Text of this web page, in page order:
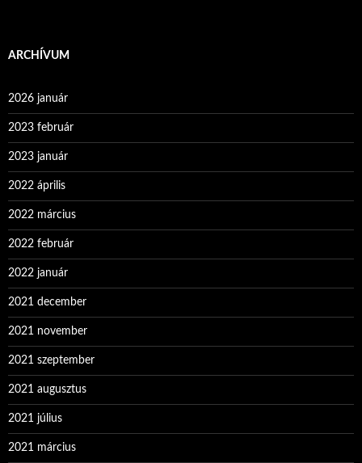
ARCHÍVUM
2026 január
2023 február
2023 január
2022 április
2022 március
2022 február
2022 január
2021 december
2021 november
2021 szeptember
2021 augusztus
2021 július
2021 március